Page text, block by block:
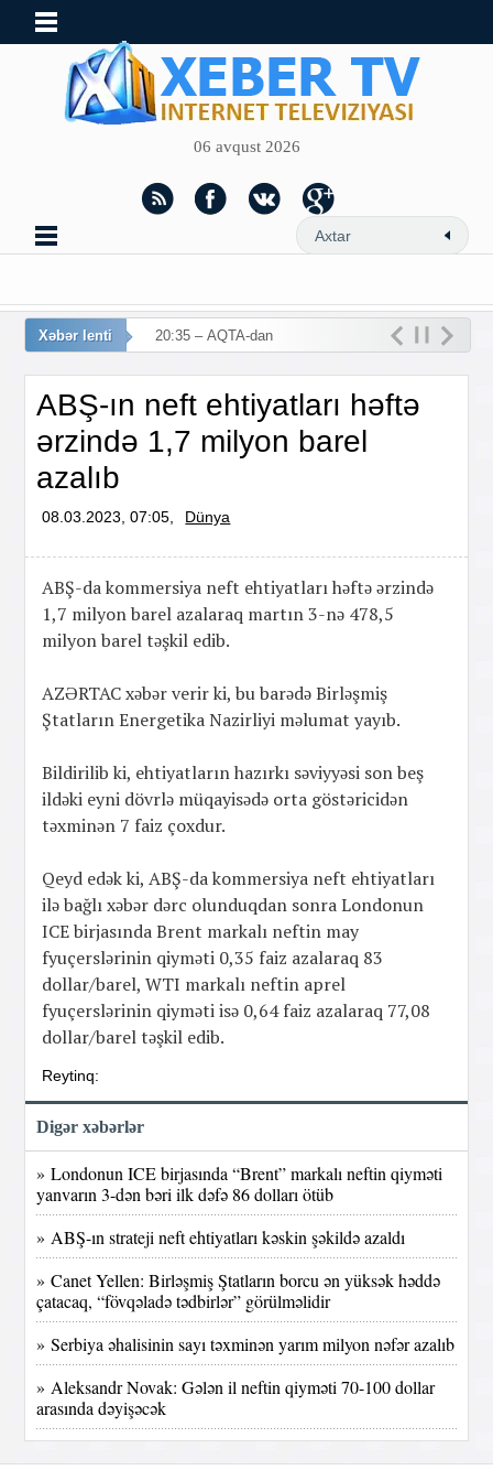
06 avqust 2026
Xəbər lenti 20:35 – AQTA-dan vət
ABŞ-ın neft ehtiyatları həftə
ərzində 1,7 milyon barel
azalıb
08.03.2023, 07:05, Dünya
ABŞ-da kommersiya neft ehtiyatları həftə ərzində
1,7 milyon barel azalaraq martın 3-nə 478,5
milyon barel təşkil edib.
AZƏRTAC xəbər verir ki, bu barədə Birləşmiş
Ştatların Energetika Nazirliyi məlumat yayıb.
Bildirilib ki, ehtiyatların hazırkı səviyyəsi son beş
ildəki eyni dövrlə müqayisədə orta göstəricidən
təxminən 7 faiz çoxdur.
Qeyd edək ki, ABŞ-da kommersiya neft ehtiyatları
ilə bağlı xəbər dərc olunduqdan sonra Londonun
ICE birjasında Brent markalı neftin may
fyuçerslərinin qiyməti 0,35 faiz azalaraq 83
dollar/barel, WTI markalı neftin aprel
fyuçerslərinin qiyməti isə 0,64 faiz azalaraq 77,08
dollar/barel təşkil edib.
Reytinq:
Digər xəbərlər
» Londonun ICE birjasında “Brent” markalı neftin qiyməti
yanvarın 3-dən bəri ilk dəfə 86 dolları ötüb
» ABŞ-ın strateji neft ehtiyatları kəskin şəkildə azaldı
» Canet Yellen: Birləşmiş Ştatların borcu ən yüksək həddə
çatacaq, “fövqəladə tədbirlər” görülməlidir
» Serbiya əhalisinin sayı təxminən yarım milyon nəfər azalıb
» Aleksandr Novak: Gələn il neftin qiyməti 70-100 dollar
arasında dəyişəcək